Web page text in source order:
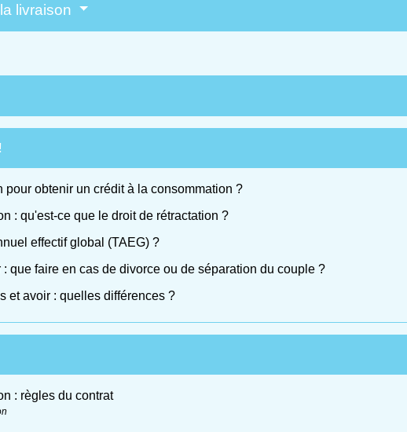
livraison
pour obtenir un crédit à la consommation ?
: qu'est-ce que le droit de rétractation ?
effectif global (TAEG) ?
que faire en cas de divorce ou de séparation du couple ?
et avoir : quelles différences ?
: règles du contrat